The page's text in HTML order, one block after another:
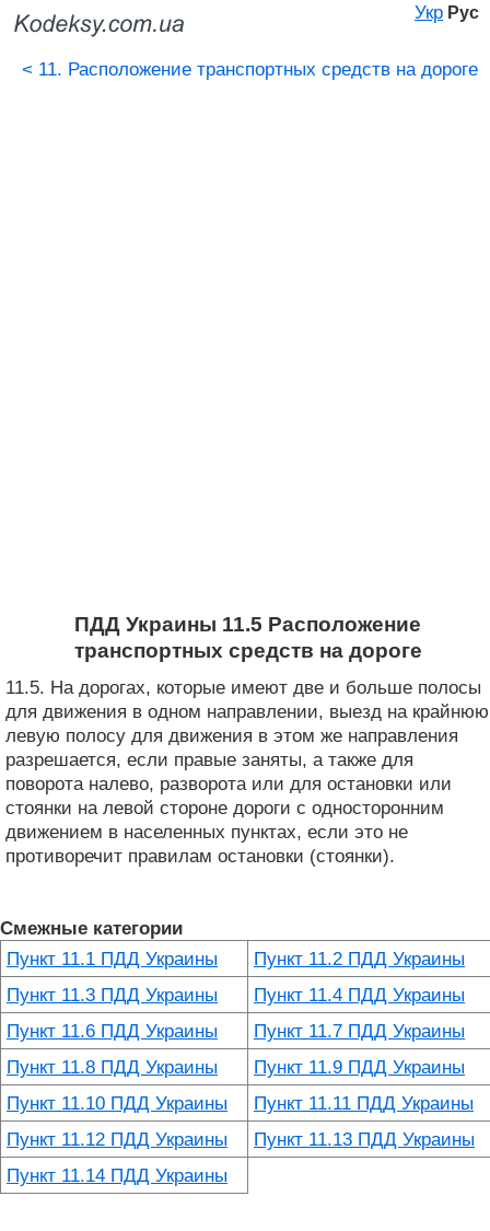
Укр Рус
< 11. Расположение транспортных средств на дороге
ПДД Украины 11.5 Расположение
транспортных средств на дороге
11.5. На дорогах, которые имеют две и больше полосы
для движения в одном направлении, выезд на крайнюю
левую полосу для движения в этом же направления
разрешается, если правые заняты, а также для
поворота налево, разворота или для остановки или
стоянки на левой стороне дороги с односторонним
движением в населенных пунктах, если это не
противоречит правилам остановки (стоянки).
Смежные категории
Пункт 11.1 ПДД Украины
Пункт 11.2 ПДД Украины
Пункт 11.3 ПДД Украины
Пункт 11.4 ПДД Украины
Пункт 11.6 ПДД Украины
Пункт 11.7 ПДД Украины
Пункт 11.8 ПДД Украины
Пункт 11.9 ПДД Украины
Пункт 11.10 ПДД Украины
Пункт 11.11 ПДД Украины
Пункт 11.12 ПДД Украины
Пункт 11.13 ПДД Украины
Пункт 11.14 ПДД Украины